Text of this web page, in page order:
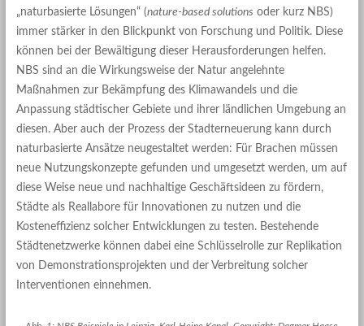
„naturbasierte Lösungen“ (nature-based solutions oder kurz NBS)
immer stärker in den Blickpunkt von Forschung und Politik. Diese
können bei der Bewältigung dieser Herausforderungen helfen.
NBS sind an die Wirkungsweise der Natur angelehnte
Maßnahmen zur Bekämpfung des Klimawandels und die
Anpassung städtischer Gebiete und ihrer ländlichen Umgebung an
diesen. Aber auch der Prozess der Stadterneuerung kann durch
naturbasierte Ansätze neugestaltet werden: Für Brachen müssen
neue Nutzungskonzepte gefunden und umgesetzt werden, um auf
diese Weise neue und nachhaltige Geschäftsideen zu fördern,
Städte als Reallabore für Innovationen zu nutzen und die
Kosteneffizienz solcher Entwicklungen zu testen. Bestehende
Städtenetzwerke können dabei eine Schlüsselrolle zur Replikation
von Demonstrationsprojekten und der Verbreitung solcher
Interventionen einnehmen.